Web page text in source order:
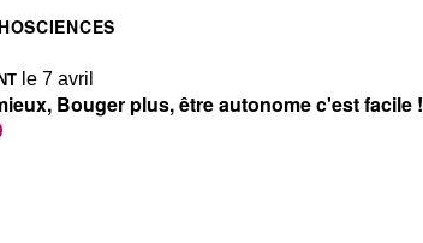
le 7 avril
Bouger plus, être autonome c'est facile !